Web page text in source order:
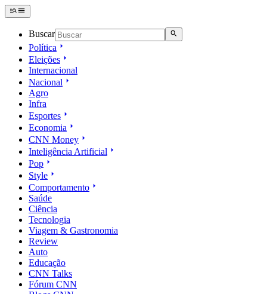
Buscar
Política
Eleições
Internacional
Nacional
Agro
Infra
Esportes
Economia
CNN Money
Inteligência Artificial
Pop
Style
Comportamento
Saúde
Ciência
Tecnologia
Viagem & Gastronomia
Review
Auto
Educação
CNN Talks
Fórum CNN